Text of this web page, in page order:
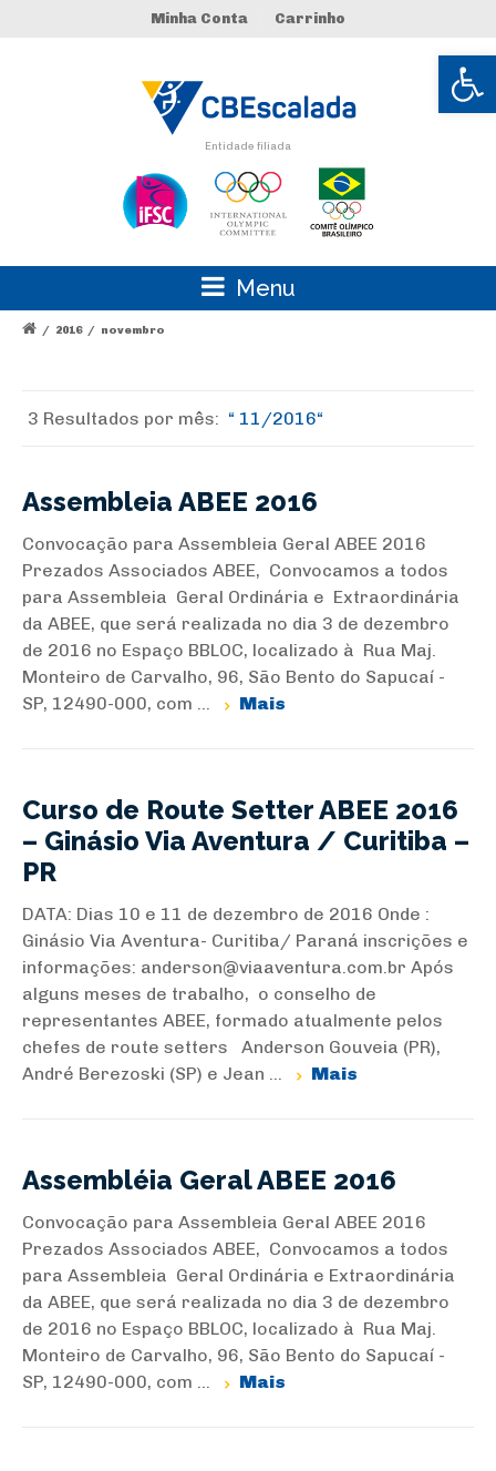
Abrir
Minha Conta Carrinho
Entidade filiada
Menu
/ 2016 / novembro
3 Resultados por mês: 11/2016
Assembleia ABEE 2016
Convocação para Assembleia Geral ABEE 2016
Prezados Associados ABEE, Convocamos a todos
para Assembleia Geral Ordinária e Extraordinária
da ABEE, que será realizada no dia 3 de dezembro
de 2016 no Espaço BBLOC, localizado à Rua Maj.
Monteiro de Carvalho, 96, São Bento do Sapucaí -
SP, 12490-000, com ...
Mais
Curso de Route Setter ABEE 2016
– Ginásio Via Aventura / Curitiba –
PR
DATA: Dias 10 e 11 de dezembro de 2016 Onde :
Ginásio Via Aventura- Curitiba/ Paraná inscrições e
informações: anderson@viaaventura.com.br Após
alguns meses de trabalho, o conselho de
representantes ABEE, formado atualmente pelos
chefes de route setters Anderson Gouveia (PR),
André Berezoski (SP) e Jean ...
Mais
Assembléia Geral ABEE 2016
Convocação para Assembleia Geral ABEE 2016
Prezados Associados ABEE, Convocamos a todos
para Assembleia Geral Ordinária e Extraordinária
da ABEE, que será realizada no dia 3 de dezembro
de 2016 no Espaço BBLOC, localizado à Rua Maj.
Monteiro de Carvalho, 96, São Bento do Sapucaí -
SP, 12490-000, com ...
Mais